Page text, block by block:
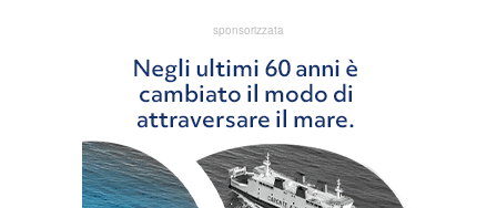
sponsorizzata